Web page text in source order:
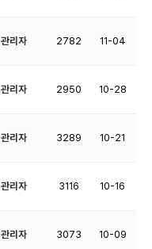
관리자 2782 11-04
관리자 2950 10-28
관리자 3289 10-21
관리자 3116 10-16
관리자 3073 10-09